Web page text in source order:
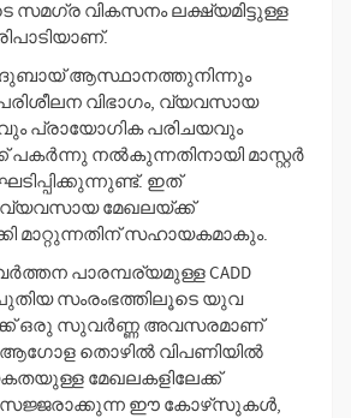
സമഗ്ര വികസനം ലക്ഷ്യമിട്ടുള്ള
ദുബായ് ആസ്ഥാനത്തുനിന്നും
വിഭാഗം, വ്യവസായ
പ്രായോഗിക പരിചയവും
പകർന്നു നൽകുന്നതിനായി മാസ്റ്റർ
ഇത്
വ്യവസായ മേഖലയ്ക്ക്
മാറ്റുന്നതിന് സഹായകമാകും.
പാരമ്പര്യമുള്ള CADD
പുതിയ സംരംഭത്തിലൂടെ യുവ
ഒരു സുവർണ്ണ അവസരമാണ്
ആഗോള തൊഴിൽ വിപണിയിൽ
മേഖലകളിലേക്ക്
സജ്ജരാക്കുന്ന ഈ കോഴ്‌സുകൾ,